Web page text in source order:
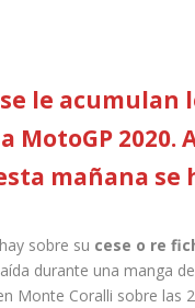
le
MotoGP 2020.
mañana
sobre su cese o re
durante una manga
Monte Coralli sobre las